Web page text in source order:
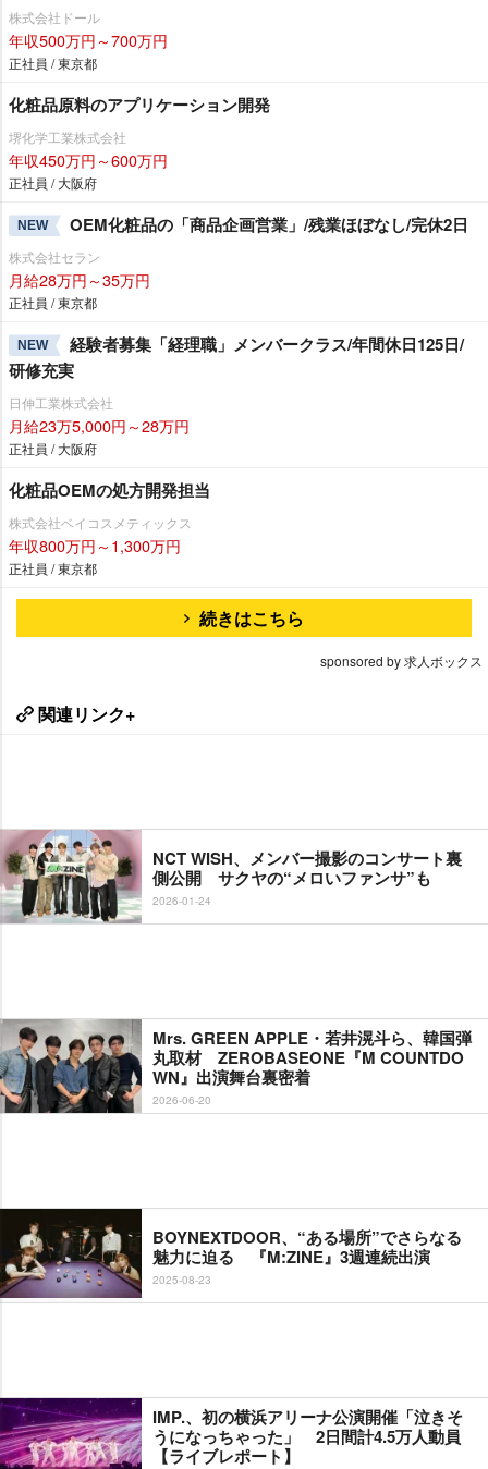
株式会社ドール
年収500万円～700万円
正社員 / 東京都
化粧品原料のアプリケーション開発
堺化学工業株式会社
年収450万円～600万円
正社員 / 大阪府
NEW OEM化粧品の「商品企画営業」/残業ほぼなし/完休2日
株式会社セラン
月給28万円～35万円
正社員 / 東京都
NEW
経験者募集「経理職」メンバークラス/年間休日125日/
研修充実
日伸工業株式会社
月給23万5,000円～28万円
正社員 / 大阪府
化粧品OEMの処方開発担当
株式会社ベイコスメティックス
年収800万円～1,300万円
正社員 / 東京都
続きはこちら
sponsored by 求人ボックス
関連リンク+
NCT WISH、メンバー撮影のコンサート裏
側公開 サクヤの“メロいファンサ”も
2026-01-24
Mrs. GREEN APPLE・若井滉斗ら、韓国弾
丸取材 ZEROBASEONE『M COUNTDO
WN』出演舞台裏密着
2026-06-20
BOYNEXTDOOR、“ある場所”でさらなる
魅力に迫る 『M:ZINE』3週連続出演
2025-08-23
IMP.、初の横浜アリーナ公演開催「泣きそ
うになっちゃった」 2日間計4.5万人動員
【ライブレポート】